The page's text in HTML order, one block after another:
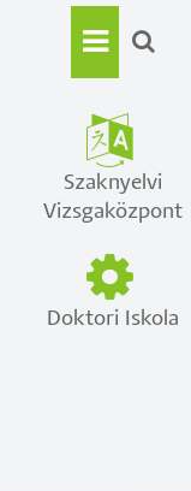
Main
Szaknyelvi
Vizsgaközpont
Doktori Iskola